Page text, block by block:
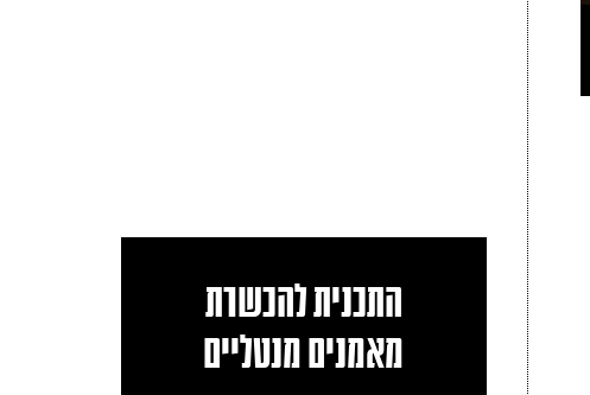
התכנית להכשרת
מאמנים מנטליים